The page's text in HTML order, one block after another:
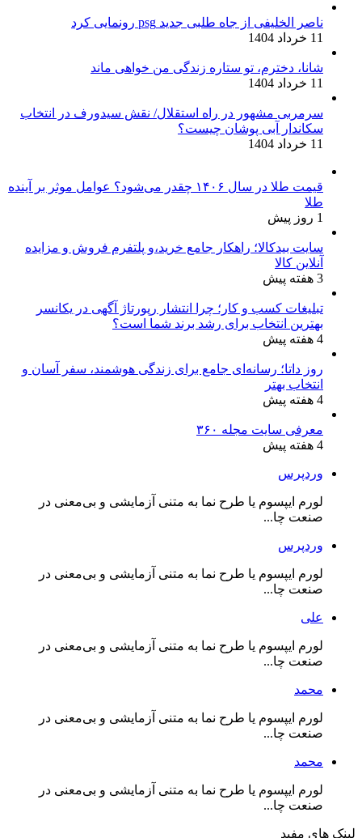
ناصر الخلیفی از جاه طلبی جدید psg رونمایی کرد
11 خرداد 1404
شانا، دخترم، تو ستاره زندگی من خواهی ماند
11 خرداد 1404
سرمربی مشهور در راه استقلال/ نقش سیدورف در انتخاب
سکاندار آبی پوشان چیست؟
11 خرداد 1404
قیمت طلا در سال ۱۴۰۶ چقدر می‌شود؟ عوامل موثر بر آینده
طلا
1 روز پیش
سایت بیدکالا؛ راهکار جامع خرید،و پلتفرم فروش و مزایده
آنلاین کالا
3 هفته پیش
تبلیغات کسب و کار؛ چرا انتشار رپورتاژ آگهی در یکانسر
بهترین انتخاب برای رشد برند شما است؟
4 هفته پیش
روز داتا؛ رسانه‌ای جامع برای زندگی هوشمند، سفر آسان و
انتخاب بهتر
4 هفته پیش
معرفی سایت مجله ۳۶۰
4 هفته پیش
وردپرس
لورم ایپسوم یا طرح‌ نما به متنی آزمایشی و بی‌معنی در
صنعت چا...
وردپرس
لورم ایپسوم یا طرح‌ نما به متنی آزمایشی و بی‌معنی در
صنعت چا...
علی
لورم ایپسوم یا طرح‌ نما به متنی آزمایشی و بی‌معنی در
صنعت چا...
محمد
لورم ایپسوم یا طرح‌ نما به متنی آزمایشی و بی‌معنی در
صنعت چا...
محمد
لورم ایپسوم یا طرح‌ نما به متنی آزمایشی و بی‌معنی در
صنعت چا...
لینک های مفید